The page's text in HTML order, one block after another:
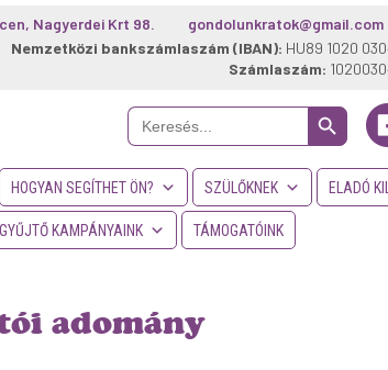
gondolunkratok@gmail.com
Nagyerdei Krt 98.
Nemzetközi bankszámlaszám (IBAN): HU89 1020
Számlaszám:
Search
for:
Search Button
HOGYAN SEGÍTHET ÖN? SZÜLŐKNEK ELADÓ
KAMPÁNYAINK TÁMOGATÓINK
adomány